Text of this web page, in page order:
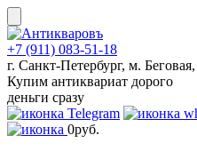
Skip
to
content
+7 (911) 083-51-18
г. Санкт-Петербург, м.
Купим антиквариат дорого
деньги сразу
0руб.